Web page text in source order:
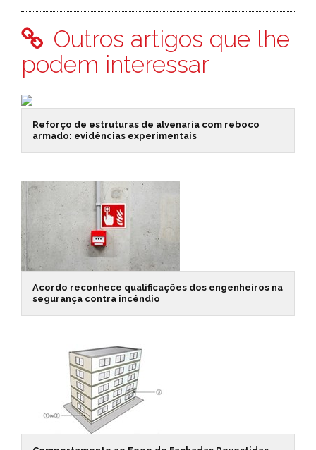
Outros artigos que lhe
podem interessar
Reforço de estruturas de alvenaria com reboco
armado: evidências experimentais
Acordo reconhece qualificações dos engenheiros na
segurança contra incêndio